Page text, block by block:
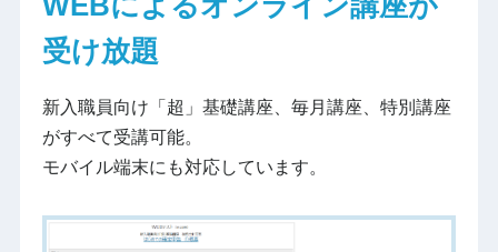
受け放題
新入職員向け「超」基礎講座、毎月講座、特別講座
がすべて受講可能。
モバイル端末にも対応しています。